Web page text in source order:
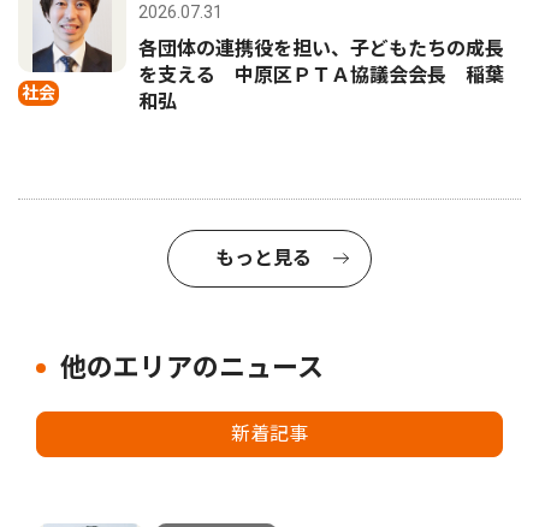
社会
2026.07.31
各団体の連携役を担い、子どもたちの成長
を支える 中原区ＰＴＡ協議会会長 稲葉
和弘
もっと見る
他のエリアのニュース
新着記事